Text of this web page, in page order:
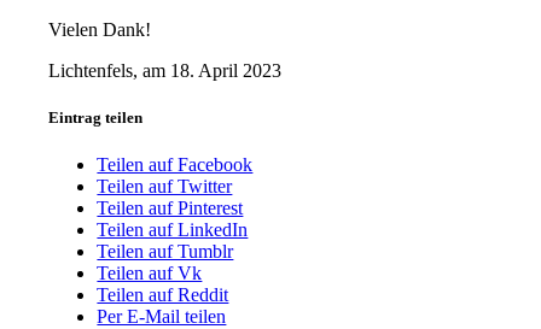
Vielen Dank!
Lichtenfels, am 18. April 2023
Eintrag teilen
Teilen auf Facebook
Teilen auf Twitter
Teilen auf Pinterest
Teilen auf LinkedIn
Teilen auf Tumblr
Teilen auf Vk
Teilen auf Reddit
Per E-Mail teilen